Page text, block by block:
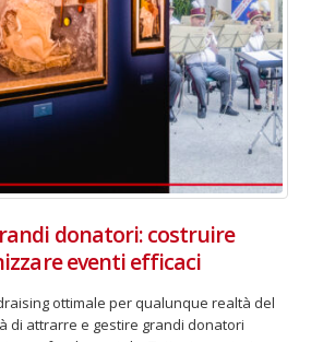
donatori: costruire
eventi efficaci
ottimale per qualunque realtà del
di attrarre e gestire grandi donatori